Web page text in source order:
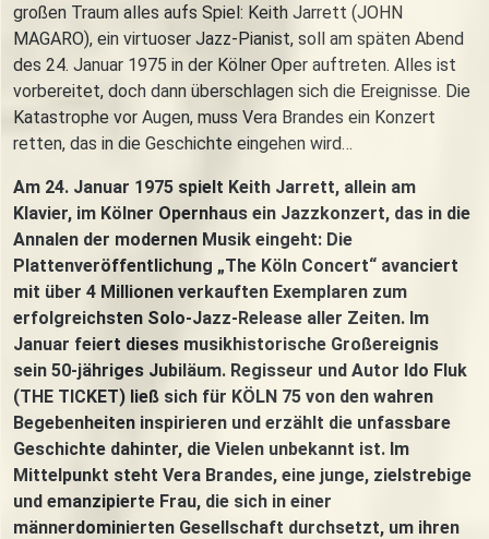
großen Traum alles aufs Spiel: Keith Jarrett (JOHN
MAGARO), ein virtuoser Jazz-Pianist, soll am späten Abend
des 24. Januar 1975 in der Kölner Oper auftreten. Alles ist
vorbereitet, doch dann überschlagen sich die Ereignisse. Die
Katastrophe vor Augen, muss Vera Brandes ein Konzert
retten, das in die Geschichte eingehen wird…
Am 24. Januar 1975 spielt Keith Jarrett, allein am
Klavier, im Kölner Opernhaus ein Jazzkonzert, das in die
Annalen der modernen Musik eingeht: Die
Plattenveröffentlichung „The Köln Concert“ avanciert
mit über 4 Millionen verkauften Exemplaren zum
erfolgreichsten Solo-Jazz-Release aller Zeiten. Im
Januar feiert dieses musikhistorische Großereignis
sein 50-jähriges Jubiläum. Regisseur und Autor Ido Fluk
(THE TICKET) ließ sich für KÖLN 75 von den wahren
Begebenheiten inspirieren und erzählt die unfassbare
Geschichte dahinter, die Vielen unbekannt ist. Im
Mittelpunkt steht Vera Brandes, eine junge, zielstrebige
und emanzipierte Frau, die sich in einer
männerdominierten Gesellschaft durchsetzt, um ihren